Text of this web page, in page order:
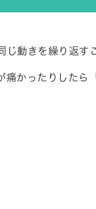
動きを繰り返す
かったりしたら